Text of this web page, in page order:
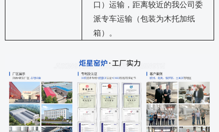
口）运输，距离较近的我公司委
派专车运输（包装为木托加纸
箱）。